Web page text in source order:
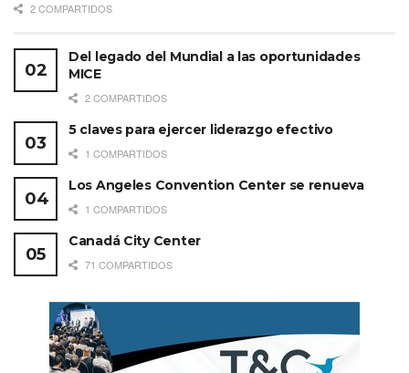
2 COMPARTIDOS
Del legado del Mundial a las oportunidades
MICE
2 COMPARTIDOS
5 claves para ejercer liderazgo efectivo
1 COMPARTIDOS
Los Angeles Convention Center se renueva
1 COMPARTIDOS
Canadá City Center
71 COMPARTIDOS